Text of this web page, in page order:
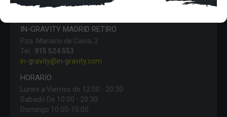
IN-GRAVITY MADRID RETIRO
Pza. Mariano de Cavia, 2
Tel.: 915 524 553
in-gravity@in-gravity.com
HORARIO
Lunes a Viernes de 12:00 - 20:30
Sabado De 10:00 - 20:30
Domingo 10:00-15:00